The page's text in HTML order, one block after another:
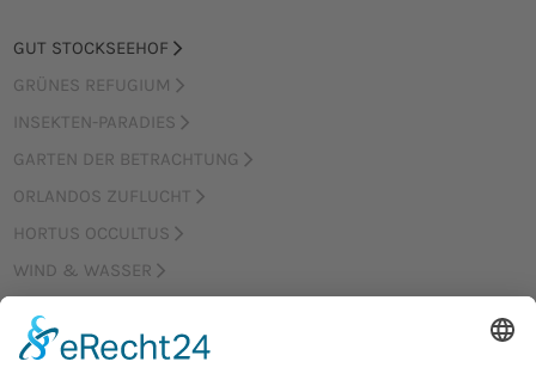
GUT STOCKSEEHOF
GRÜNES REFUGIUM
INSEKTEN-PARADIES
GARTEN DER BETRACHTUNG
ORLANDOS ZUFLUCHT
HORTUS OCCULTUS
WIND & WASSER
GÄRTEN DES JAHRES